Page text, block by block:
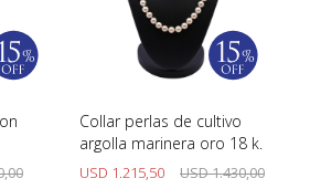
Collar perlas de cultivo
argolla marinera oro 18 k.
USD 1.215,50 USD1.430,00